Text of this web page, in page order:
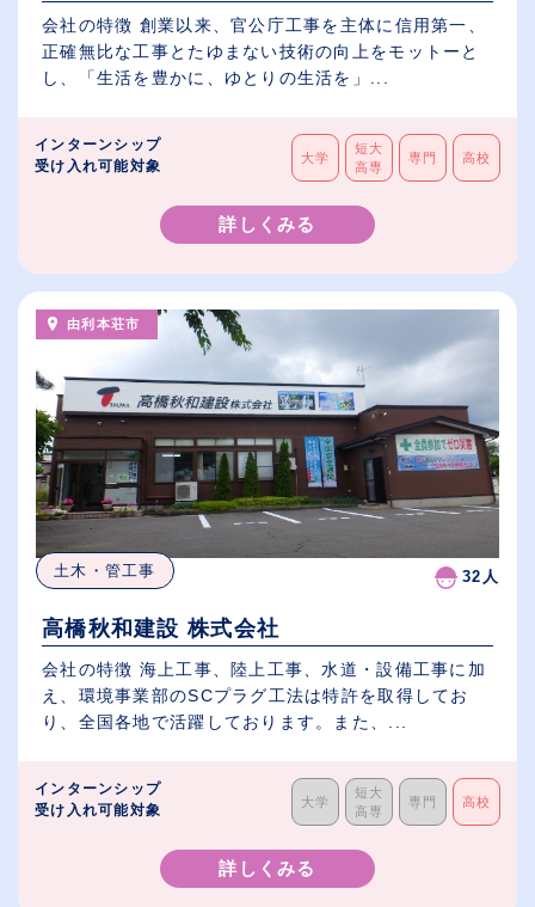
会社の特徴 創業以来、官公庁工事を主体に信用第一、
正確無比な工事とたゆまない技術の向上をモットーと
し、「生活を豊かに、ゆとりの生活を」...
インターンシップ
受け入れ可能対象
大学
短大
高専
専門 高校
詳しくみる
由利本荘市
土木・管工事 32人
高橋秋和建設 株式会社
会社の特徴 海上工事、陸上工事、水道・設備工事に加
え、環境事業部のSCプラグ工法は特許を取得してお
り、全国各地で活躍しております。また、...
インターンシップ
受け入れ可能対象
大学
短大
高専
専門 高校
詳しくみる